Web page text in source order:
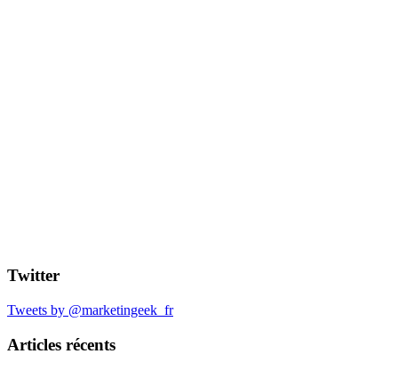
Twitter
Tweets by @marketingeek_fr
Articles récents